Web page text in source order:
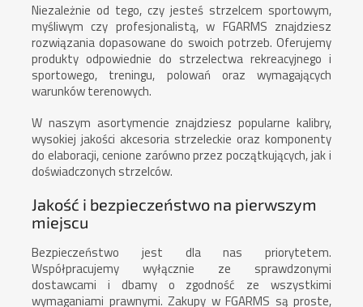
Niezależnie od tego, czy jesteś strzelcem sportowym,
myśliwym czy profesjonalistą, w FGARMS znajdziesz
rozwiązania dopasowane do swoich potrzeb. Oferujemy
produkty odpowiednie do strzelectwa rekreacyjnego i
sportowego, treningu, polowań oraz wymagających
warunków terenowych.
W naszym asortymencie znajdziesz popularne kalibry,
wysokiej jakości akcesoria strzeleckie oraz komponenty
do elaboracji, cenione zarówno przez początkujących, jak i
doświadczonych strzelców.
Jakość i bezpieczeństwo na pierwszym
miejscu
Bezpieczeństwo jest dla nas priorytetem.
Współpracujemy wyłącznie ze sprawdzonymi
dostawcami i dbamy o zgodność ze wszystkimi
wymaganiami prawnymi. Zakupy w FGARMS są proste,